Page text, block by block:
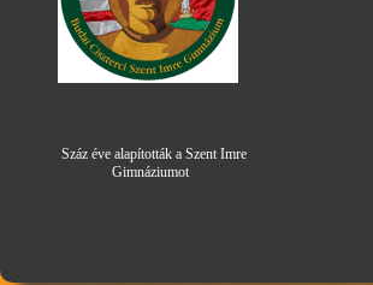
Száz éve alapították a Szent Imre
Gimnáziumot